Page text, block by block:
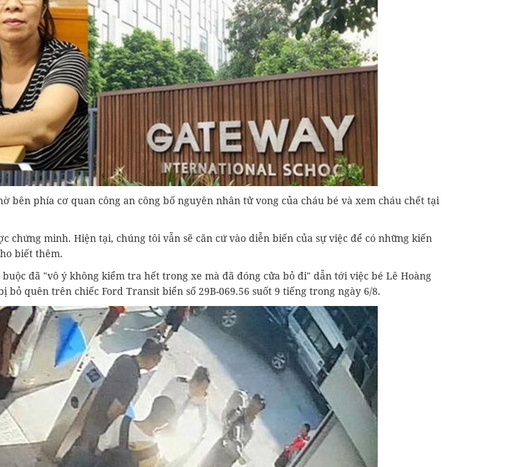
bên phía cơ quan công an công bố nguyên nhân tử vong của cháu bé và xem cháu chết tại
chứng minh. Hiện tại, chúng tôi vẫn sẽ căn cứ vào diễn biến của sự việc để có những kiến
biết thêm.
đã "vô ý không kiểm tra hết trong xe mà đã đóng cửa bỏ đi" dẫn tới việc bé Lê Hoàng
bỏ quên trên chiếc Ford Transit biển số 29B-069.56 suốt 9 tiếng trong ngày 6/8.